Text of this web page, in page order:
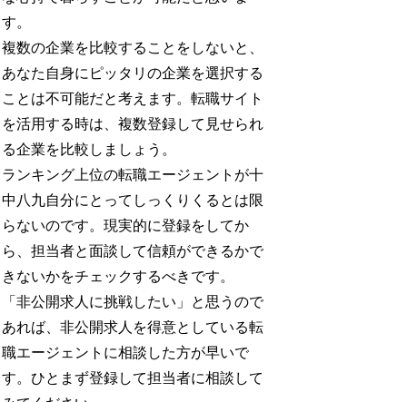
す。
複数の企業を比較することをしないと、
あなた自身にピッタリの企業を選択する
ことは不可能だと考えます。転職サイト
を活用する時は、複数登録して見せられ
る企業を比較しましょう。
ランキング上位の転職エージェントが十
中八九自分にとってしっくりくるとは限
らないのです。現実的に登録をしてか
ら、担当者と面談して信頼ができるかで
きないかをチェックするべきです。
「非公開求人に挑戦したい」と思うので
あれば、非公開求人を得意としている転
職エージェントに相談した方が早いで
す。ひとまず登録して担当者に相談して